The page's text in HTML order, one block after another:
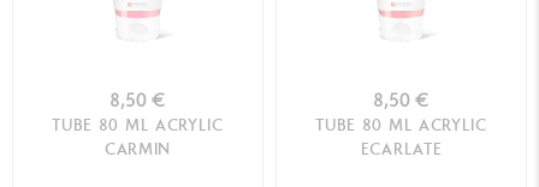
8,50 €
TUBE 80 ML ACRYLIC
CARMIN
8,50 €
TUBE 80 ML ACRYLIC
ECARLATE